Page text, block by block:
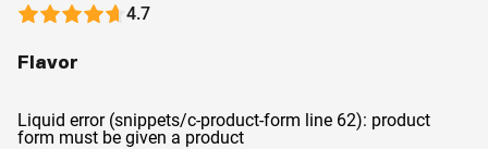
4.7
Flavor
Liquid error (snippets/c-product-form line 62): product
form must be given a product